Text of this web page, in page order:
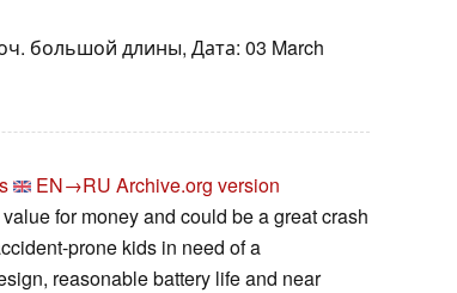
большой длины, Дата: 03 March
EN→RU Archive.org version
for money and could be a great crash
prone kids in need of a
reasonable battery life and near